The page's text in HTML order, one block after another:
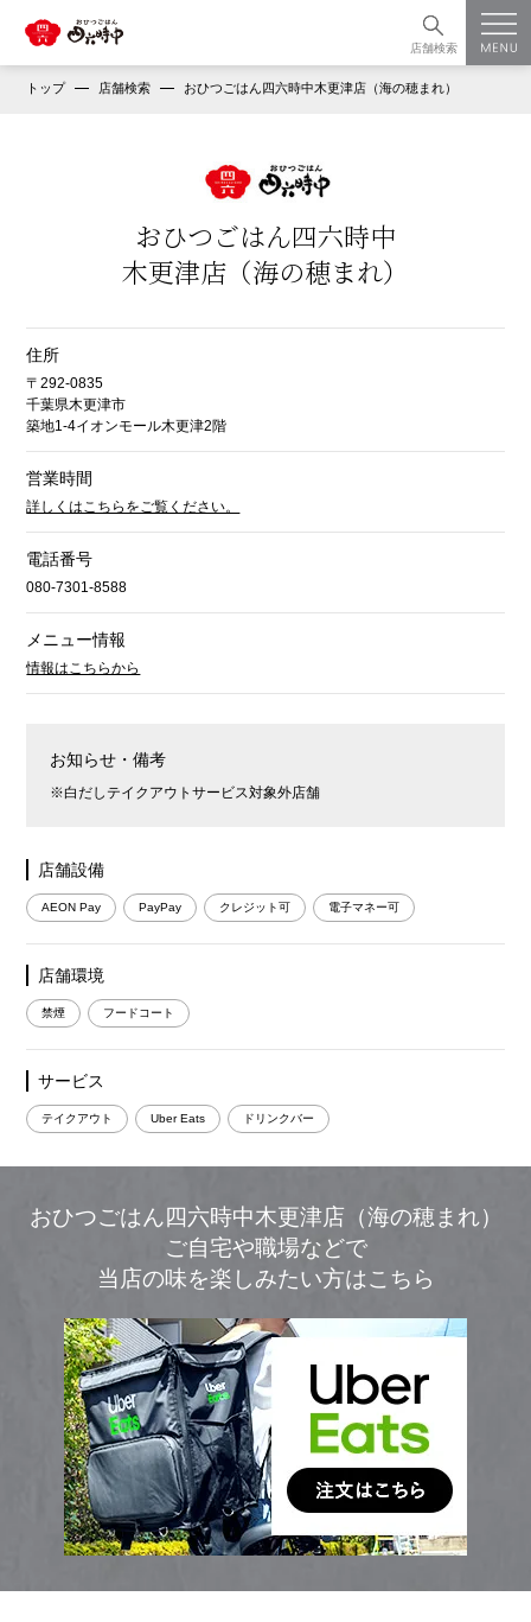
店舗検索
トップ 店舗検索 おひつごはん四六時中木更津店（海の穂まれ）
おひつごはん四六時中
木更津店（海の穂まれ）
住所
〒292-0835
千葉県木更津市
築地1-4イオンモール木更津2階
営業時間
詳しくはこちらをご覧ください。
電話番号
080-7301-8588
メニュー情報
情報はこちらから
お知らせ・備考
※白だしテイクアウトサービス対象外店舗
店舗設備
AEON Pay PayPay クレジット可 電子マネー可
店舗環境
禁煙 フードコート
サービス
テイクアウト Uber Eats ドリンクバー
おひつごはん四六時中木更津店（海の穂まれ）
ご自宅や職場などで
当店の味を楽しみたい方はこちら